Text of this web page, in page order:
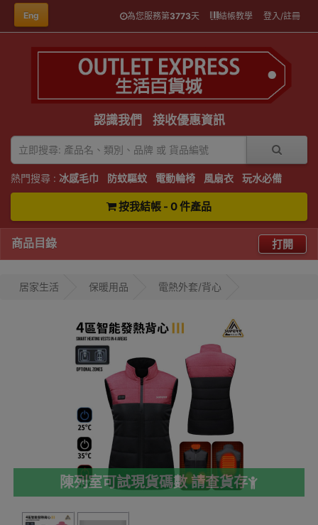
Eng 為您服務第3773天 結帳教學 登入/註冊
認識我們 接收優惠資訊
熱門搜尋 : 冰感毛巾 防蚊驅蚊 電動輪椅 風扇衣 玩水必備
按我結帳 - 0 件產品
商品目錄 打開
居家生活 保暖用品 電熱外套/背心
陳列室可試現貨碼數 請查貨存